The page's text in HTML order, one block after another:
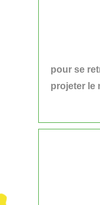
pour se
projeter le